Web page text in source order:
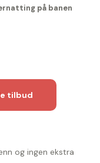
på banen
tilbud
og ingen ekstra